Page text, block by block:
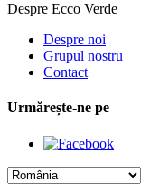
Despre Ecco Verde
Despre noi
Grupul nostru
Contact
Urmărește-ne pe